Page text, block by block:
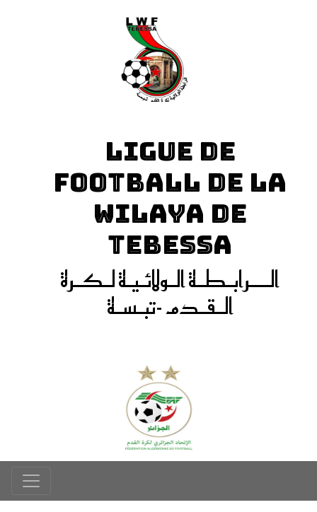
LIGUE DE
FOOTBALL DE LA
WILAYA DE
TEBESSA
الـــرابـطـة الـولائـيـة لـكـرة
الـقـدم -تبـسـة